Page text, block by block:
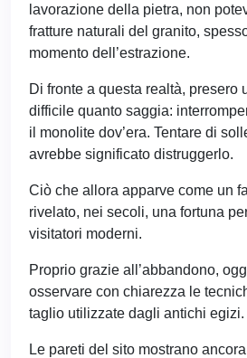
lavorazione della pietra, non
fratture naturali del granito,
momento dell’estrazione.
Di fronte a questa realtà, presero
difficile quanto saggia:
il monolite dov’era. Tentare di
avrebbe significato distruggerlo.
Ciò che allora apparve come un
rivelato, nei secoli, una fortuna
visitatori moderni.
Proprio grazie all’abbandono,
osservare con chiarezza le
taglio utilizzate dagli antichi egizi.
Le pareti del sito mostrano